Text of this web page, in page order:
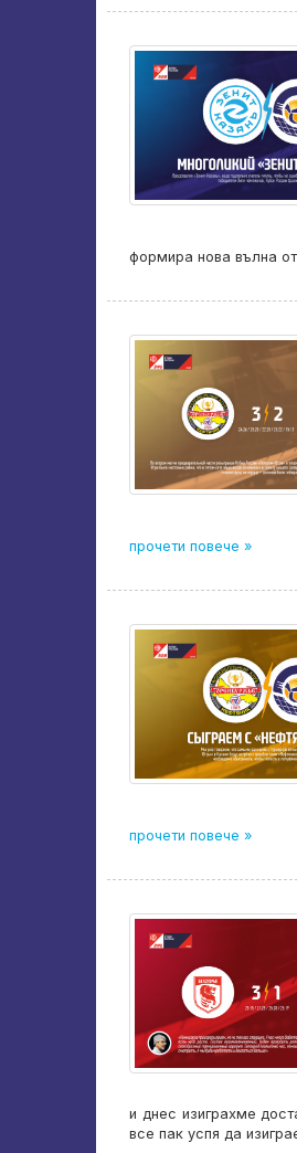
формира нова вълна
прочети повече »
прочети повече »
и днес изиграхме
все пак успя да